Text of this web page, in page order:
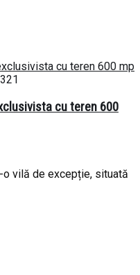
cu teren 600
vilă de excepție, situată